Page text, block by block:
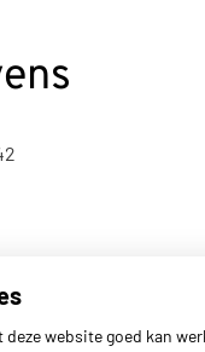
website goed kan